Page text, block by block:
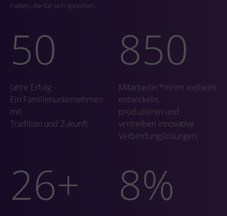
Fakten, die für sich sprechen.
50
Jahre Erfolg –
Ein Familienunternehmen
mit
Tradition und Zukunft.
850
Mitarbeiter*innen weltweit
entwickeln,
produzieren und
vertreiben innovative
Verbindungslösungen.
26+ 8%